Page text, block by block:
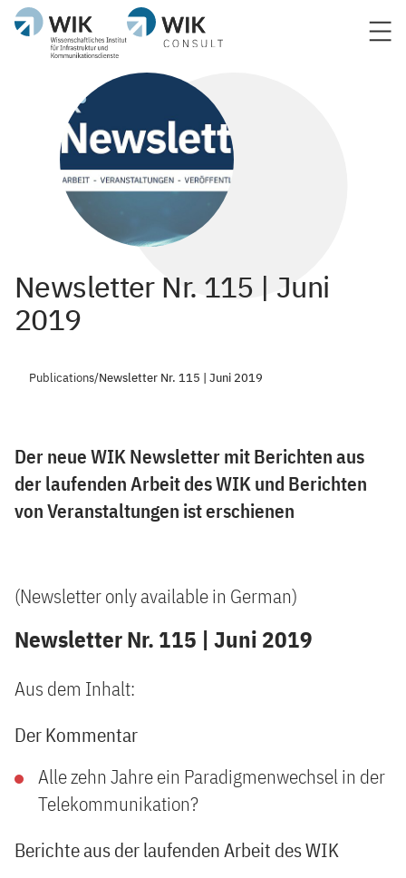
Newsletter Nr. 115 | Juni
2019
Publications/Newsletter Nr. 115 | Juni 2019
Der neue WIK Newsletter mit Berichten aus
der laufenden Arbeit des WIK und Berichten
von Veranstaltungen ist erschienen
(Newsletter only available in German)
Newsletter Nr. 115 | Juni 2019
Aus dem Inhalt:
Der Kommentar
Alle zehn Jahre ein Paradigmenwechsel in der
Telekommunikation?
Berichte aus der laufenden Arbeit des WIK